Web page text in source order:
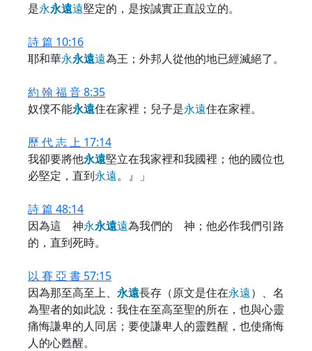
是永永遠遠堅定的，是按誠實正直設立的。
詩 篇 10:16
耶和華永永遠遠為王；外邦人從他的地已經滅絕了。
約 翰 福 音 8:35
奴僕不能永遠住在家裡；兒子是永遠住在家裡。
歷 代 志 上 17:14
我卻要將他永遠堅立在我家裡和我國裡；他的國位也
必堅定，直到永遠。』」
詩 篇 48:14
因為這 神永永遠遠為我們的 神；他必作我們引路
的，直到死時。
以 賽 亞 書 57:15
因為那至高至上、 永遠長存（原文是住在永遠）、名
為聖者的如此說：我住在至高至聖的所在，也與心靈
痛悔謙卑的人同居；要使謙卑人的靈甦醒，也使痛悔
人的心甦醒。